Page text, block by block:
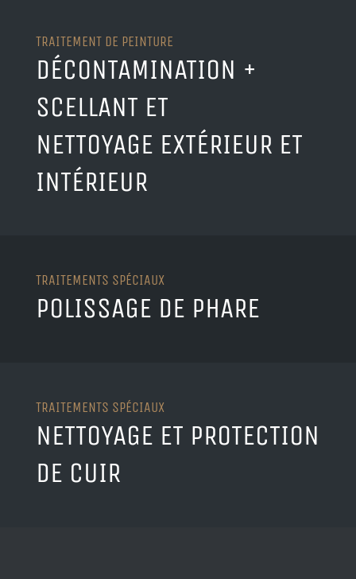
TRAITEMENT DE PEINTURE
DÉCONTAMINATION +
SCELLANT ET
NETTOYAGE EXTÉRIEUR ET
INTÉRIEUR
TRAITEMENTS SPÉCIAUX
POLISSAGE DE PHARE
TRAITEMENTS SPÉCIAUX
NETTOYAGE ET PROTECTION
DE CUIR